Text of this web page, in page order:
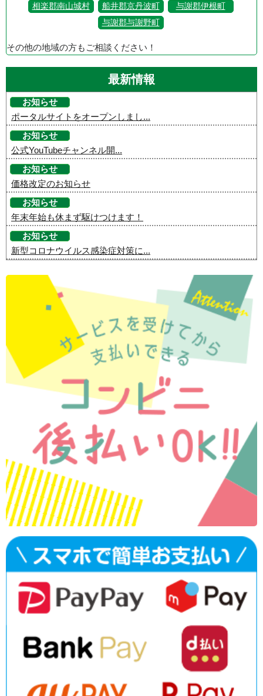
相楽郡南山城村
船井郡京丹波町
与謝郡伊根町
与謝郡与謝野町
その他の地域の方もご相談ください！
最新情報
お知らせ
ポータルサイトをオープンしまし...
お知らせ
公式YouTubeチャンネル開...
お知らせ
価格改定のお知らせ
お知らせ
年末年始も休まず駆けつけます！
お知らせ
新型コロナウイルス感染症対策に...